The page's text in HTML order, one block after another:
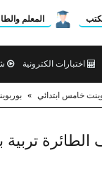
المعلم
اختبارات الكترونية
خامس ابتدائي »
تربية